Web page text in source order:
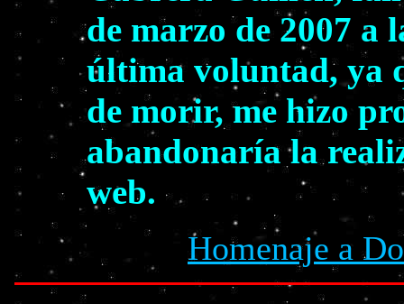
de marzo de 2007 a
última voluntad, ya
de morir, me hizo
abandonaría la
web.
Homenaje a